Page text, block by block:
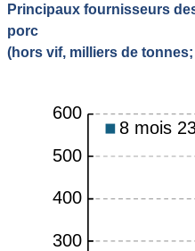
Principaux fournisseurs
porc
(hors vif, milliers de tonnes;